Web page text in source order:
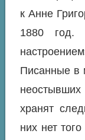
к Анне
1880 год.
Писанные в
хранят
них нет